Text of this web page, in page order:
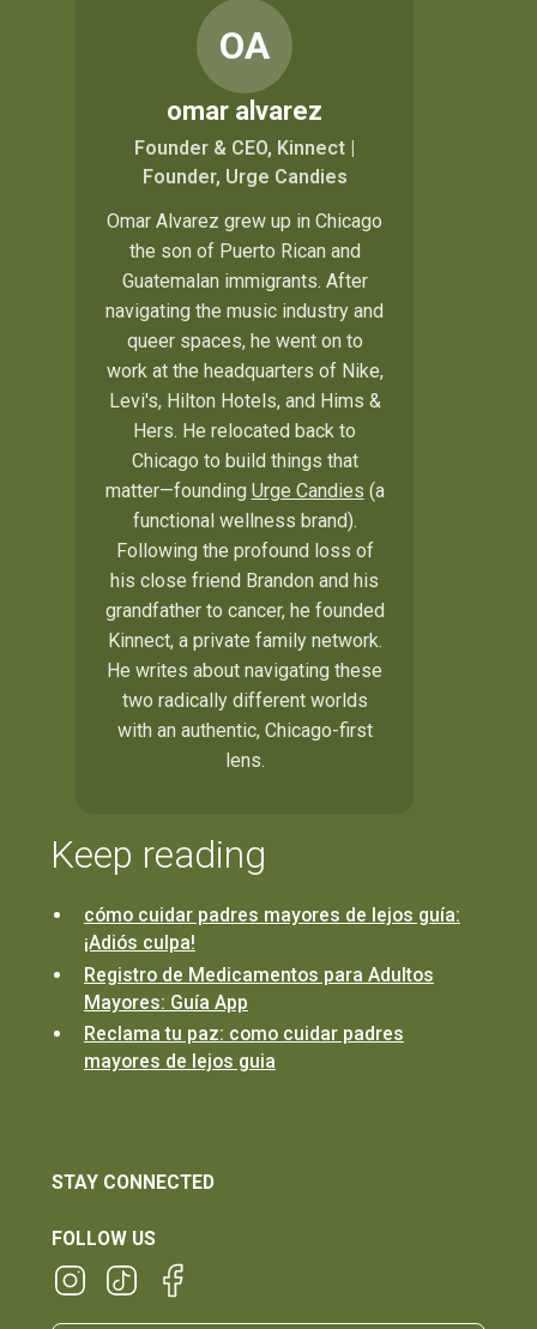
OA
omar alvarez
Founder & CEO, Kinnect |
Founder, Urge Candies
Omar Alvarez grew up in Chicago
the son of Puerto Rican and
Guatemalan immigrants. After
navigating the music industry and
queer spaces, he went on to
work at the headquarters of Nike,
Levi's, Hilton Hotels, and Hims &
Hers. He relocated back to
Chicago to build things that
matter—founding Urge Candies (a
functional wellness brand).
Following the profound loss of
his close friend Brandon and his
grandfather to cancer, he founded
Kinnect, a private family network.
He writes about navigating these
two radically different worlds
with an authentic, Chicago-first
lens.
Keep reading
cómo cuidar padres mayores de lejos guía:
¡Adiós culpa!
Registro de Medicamentos para Adultos
Mayores: Guía App
Reclama tu paz: como cuidar padres
mayores de lejos guia
STAY CONNECTED
FOLLOW US